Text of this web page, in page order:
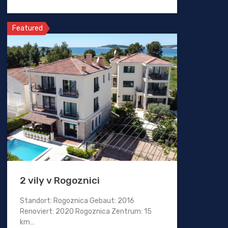
Featured
2 vily v Rogoznici
Standort: Rogoznica Gebaut: 2016
Renoviert: 2020 Rogoznica Zentrum: 15
km…